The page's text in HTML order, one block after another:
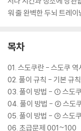
워 줄 완벽한 두뇌 트레이
목차
01. 스도쿠란 - 스도쿠 역
02. 풀이 규칙 - 기본 규칙
03. 풀이 방법 - ① 스도
04. 풀이 방법 - ② 스도
05. 풀이 방법 - ③ 스도
06. 초급문제 001~100